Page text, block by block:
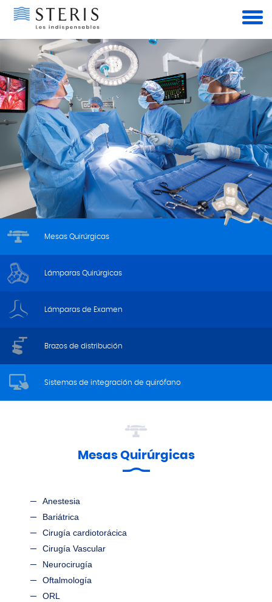
Mesas Quirúrgicas
Lámparas Quirúrgicas
Lámparas de Examen
Brazos de distribución
Sistemas de integración de quirófano
Mesas Quirúrgicas
Anestesia
Bariátrica
Cirugía cardiotorácica
Cirugía Vascular
Neurocirugía
Oftalmología
ORL
Panel de gestión de cookies